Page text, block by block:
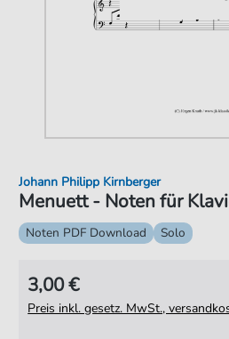
Menuett - Noten für
Johann Philipp Kirnberger
Noten PDF Download Solo
3,00 €
Preis inkl. gesetz. MwSt.,